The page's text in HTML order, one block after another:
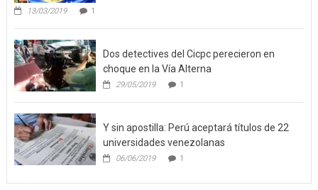
13/03/2019 1
Dos detectives del Cicpc perecieron en
choque en la Vía Alterna
29/05/2019 1
Y sin apostilla: Perú aceptará títulos de 22
universidades venezolanas
06/06/2019 1